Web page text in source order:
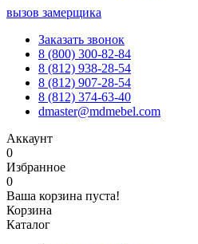
вызов замерщика
Заказать звонок
8 (800) 300-82-84
8 (812) 938-28-54
8 (812) 907-28-54
8 (812) 374-63-40
dmaster@mdmebel.com
Аккаунт
0
Избранное
0
Ваша корзина пуста!
Корзина
Каталог